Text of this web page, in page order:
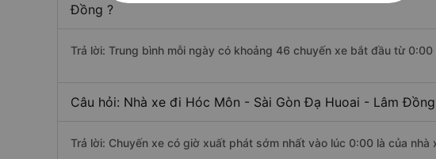
Đồng ?
Trả lời: Trung bình mỗi ngày có khoảng 46 chuyến xe bắt đầu từ
Câu hỏi: Nhà xe đi Hóc Môn - Sài Gòn Đạ Huoai - Lâm
Trả lời: Chuyến xe có giờ xuất phát sớm nhất vào lúc 0:00 là của nhà